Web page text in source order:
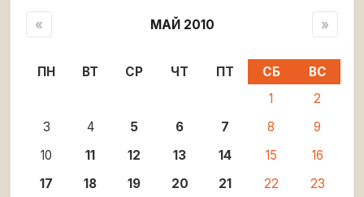
« МАЙ 2010 »
ПН ВТ СР ЧТ ПТ СБ
ВС
1
2
3
4 5 6 7 8
9
10
11 12 13 14 15
16
17
18 19 20 21 22
23